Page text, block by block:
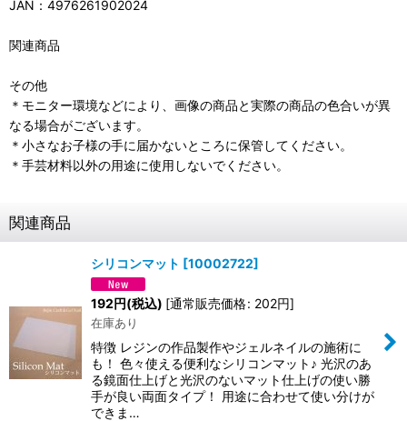
JAN：4976261902024
関連商品
その他
＊モニター環境などにより、画像の商品と実際の商品の色合いが異
なる場合がございます。
＊小さなお子様の手に届かないところに保管してください。
＊手芸材料以外の用途に使用しないでください。
関連商品
シリコンマット [10002722]
192円(税込) [通常販売価格: 202円]
在庫あり
特徴 レジンの作品製作やジェルネイルの施術に
も！ 色々使える便利なシリコンマット♪ 光沢のあ
る鏡面仕上げと光沢のないマット仕上げの使い勝
手が良い両面タイプ！ 用途に合わせて使い分けが
できま…